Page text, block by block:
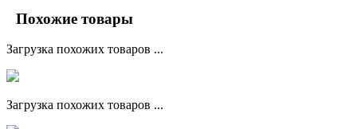
Похожие товары
Загрузка похожих товаров ...
Загрузка похожих товаров ...